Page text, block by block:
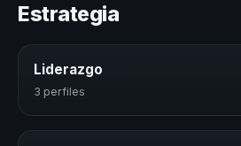
Estrategia
Liderazgo
3 perfiles